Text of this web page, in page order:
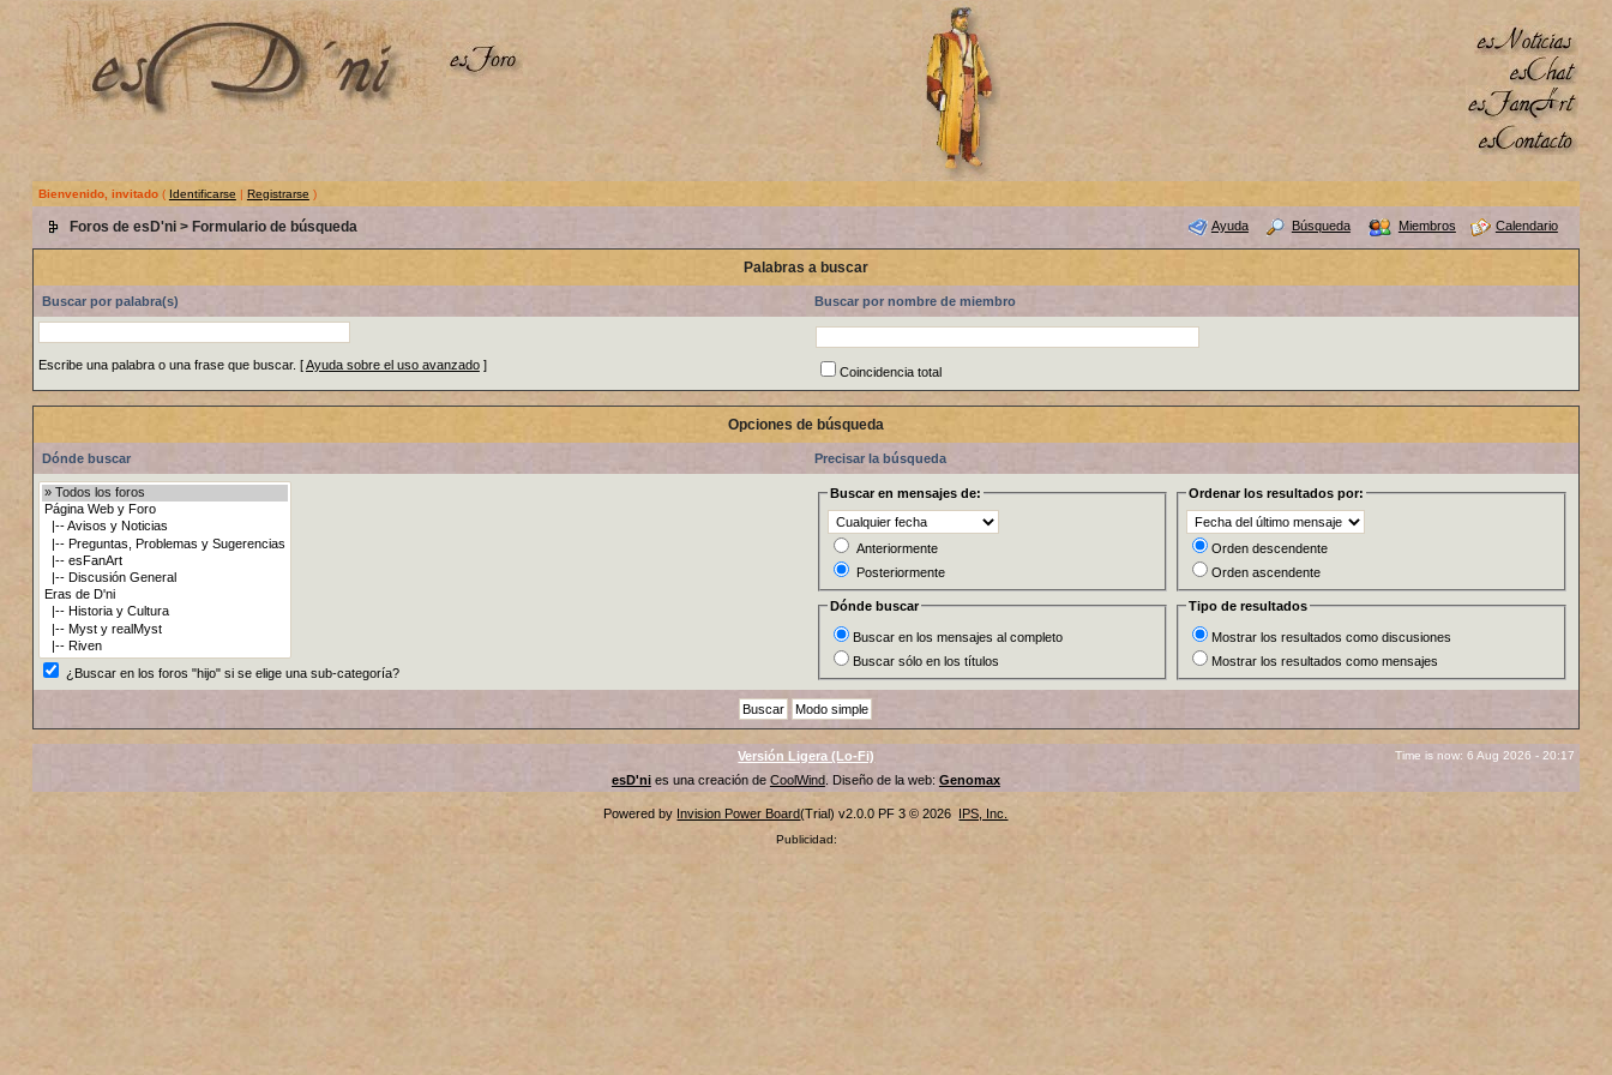
Bienvenido, invitado( Identificarse | Registrarse )
Foros de esD'ni> Formulario de búsqueda Ayuda Búsqueda Miembros Calendario
Palabras a buscar
Buscar por palabra(s) Buscar por nombre de miembro
Escribe una palabra o una frase que buscar. [Ayuda sobre el uso avanzado] Coincidencia total
Opciones de búsqueda
Dónde buscar Precisar la búsqueda
¿Buscar en los foros "hijo" si se elige una sub-categoría?
Buscar en mensajes de:
Anteriormente
Posteriormente
Ordenar los resultados por:
Orden descendente
Orden ascendente
Dónde buscar
Buscar en los mensajes al completo
Buscar sólo en los títulos
Tipo de resultados
Mostrar los resultados como discusiones
Mostrar los resultados como mensajes
Versión Ligera (Lo-Fi) Time is now: 6 Aug 2026 - 20:17
esD'nies una creación de CoolWind. Diseño de la web: Genomax
Powered by Invision Power Board(Trial) v2.0.0 PF 3 © 2026 IPS, Inc.
Publicidad: